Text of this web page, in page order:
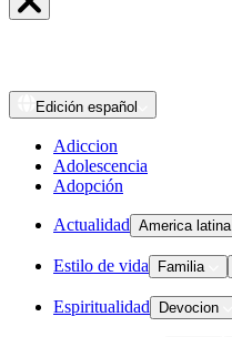
Edición español
Adiccion
Adolescencia
Adopción
Actualidad America latina
Estilo de vida Familia
Espiritualidad Devocion